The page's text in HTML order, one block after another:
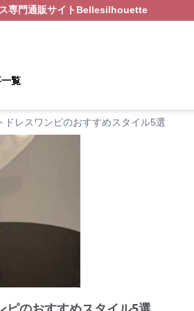
専門通販サイト Bellesilhouette
覧
レスワンピのおすすめスタイル5選